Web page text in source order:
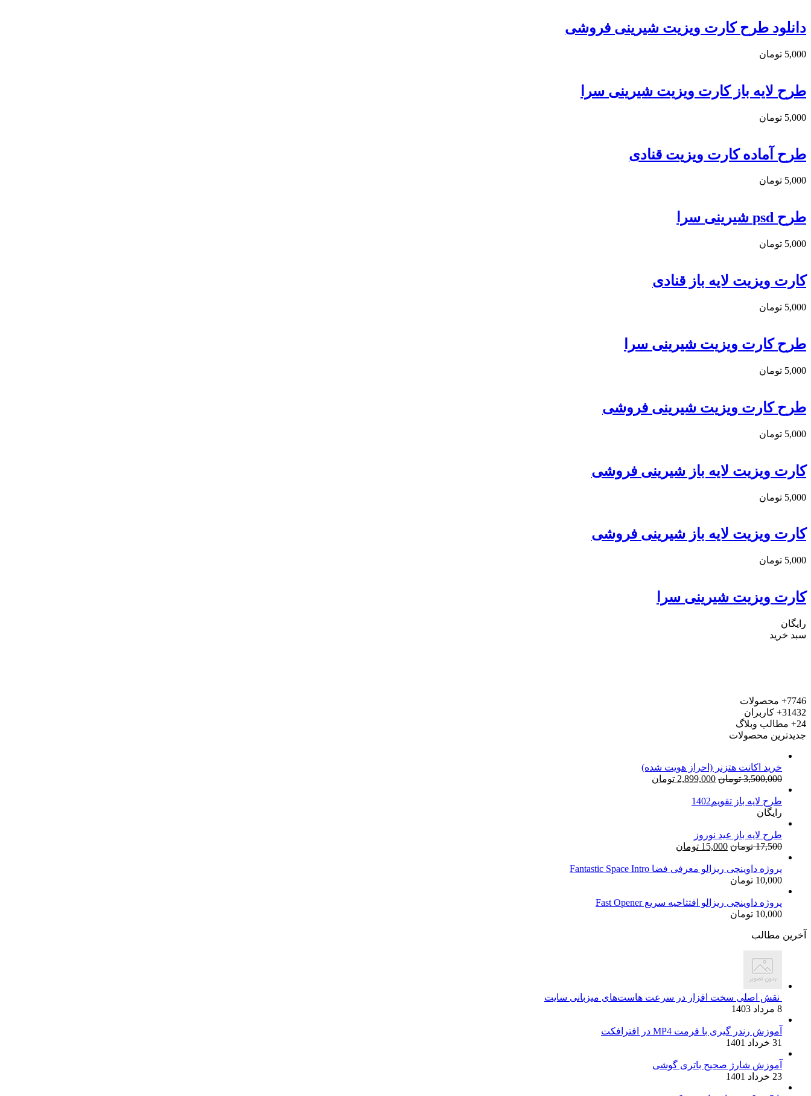
دانلود طرح کارت ویزیت شیرینی فروشی
5,000 تومان
طرح لایه باز کارت ویزیت شیرینی سرا
5,000 تومان
طرح آماده کارت ویزیت قنادی
5,000 تومان
طرح psd شیرینی سرا
5,000 تومان
کارت ویزیت لایه باز قنادی
5,000 تومان
طرح کارت ویزیت شیرینی سرا
5,000 تومان
طرح کارت ویزیت شیرینی فروشی
5,000 تومان
کارت ویزیت لایه باز شیرینی فروشی
5,000 تومان
کارت ویزیت لایه باز شیرینی فروشی
5,000 تومان
کارت ویزیت شیرینی سرا
رایگان
سبد خرید
7746+
محصولات
31432+
کاربران
24+
مطالب وبلاگ
جدیدترین محصولات
خرید اکانت هتزنر (احراز هویت شده)
3,500,000 تومان قیمت
2,899,000 تومان
طرح لایه باز تقویم1402
رایگان
طرح لایه باز عید نوروز
17,500 تومان قیمت
17,500 تومان
15,000 تومان
15,000 تومان.
پروژه داوینچی ریزالو معرفی فضا Fantastic Space Intro
10,000 تومان
پروژه داوینچی ریزالو افتتاحیه سریع Fast Opener
10,000 تومان
آخرین مطالب
نقش اصلی سخت افزار در سرعت هاست‌های میزبانی سایت
8 مرداد 1403
آموزش رندر گیری با فرمت MP4 در افترافکت
31 خرداد 1401
آموزش شارژ صحیح باتری گوشی
23 خرداد 1401